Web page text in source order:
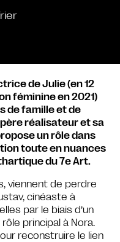
de Julie (en 12
féminine en 2021)
de famille et de
réalisateur et sa
un rôle dans
toute en nuances
du 7e Art.
viennent de perdre
cinéaste à
par le biais d’un
principal à Nora.
reconstruire le lien